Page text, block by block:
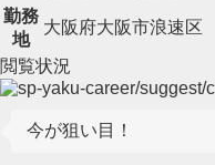
勤務
地
大阪府大阪市浪速区
閲覧状況
今が狙い目！